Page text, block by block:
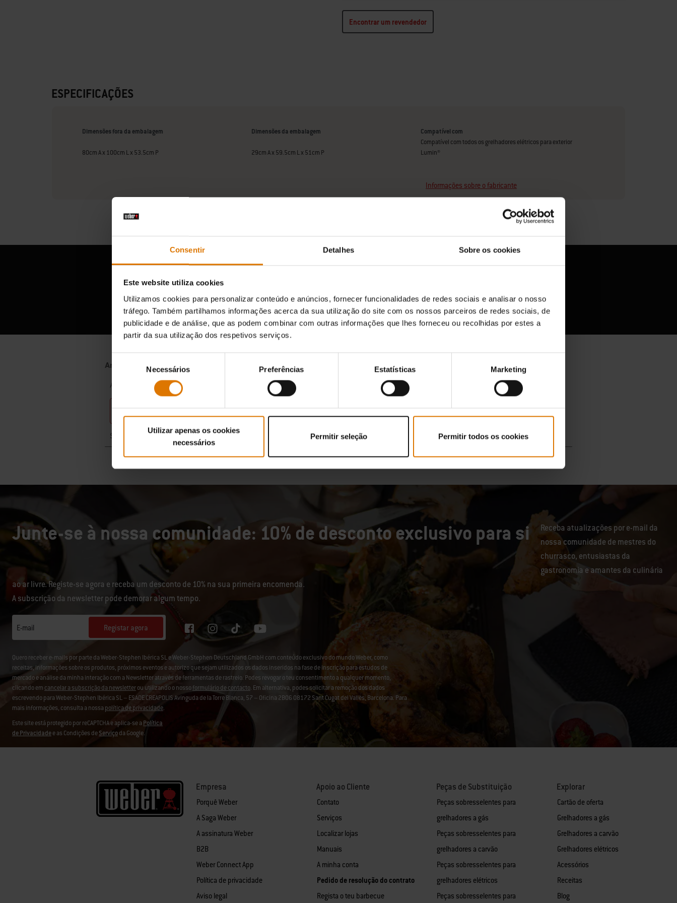
Consentir Detalhes Sobre os cookies
Este website utiliza cookies
Utilizamos cookies para personalizar conteúdo e anúncios, fornecer funcionalidades de redes sociais e analisar o nosso
tráfego. Também partilhamos informações acerca da sua utilização do site com os nossos parceiros de redes sociais, de
publicidade e de análise, que as podem combinar com outras informações que lhes forneceu ou recolhidas por estes a
partir da sua utilização dos respetivos serviços.
consentimento
Necessários Preferências Estatísticas Marketing
Utilizar apenas os cookies
necessários
Permitir seleção Permitir todos os cookies
Encontrar um revendedor
ESPECIFICAÇÕES
Dimensões fora da embalagem
80cm A x 100cm L x 53.5cm P
Dimensões da embalagem
29cm A x 59.5cm L x 51cm P
Compatível com
Compatível com todos os grelhadores elétricos para exterior
Lumin®
Informações sobre o fabricante
A opinião de outros fãs do barbecue
Junte-se à nossa comunidade: 10% de desconto exclusivo para si
Receba atualizações por e-mail da
nossa comunidade de mestres do
churrasco, entusiastas da
gastronomia e amantes da culinária
ao ar livre. Registe-se agora e receba um desconto de 10% na sua primeira encomenda.
A subscrição da newsletter pode demorar algum tempo.
E-mail Registar agora
Quero receber e-mails por parte da Weber-Stephen Ibérica SL e Weber-Stephen Deutschland GmbH com conteúdo exclusivo do mundo Weber, como
receitas, informações sobre os produtos, próximos eventos e autorizo que sejam utilizados os dados inseridos na fase de inscrição para estudos de
mercado e análise da minha interação com a Newsletter através de ferramentas de rastreio. Podes revogar o teu consentimento a qualquer momento,
clicando em cancelar a subscrição da newsletterou utilizando o nossoformulário de contacto. Em alternativa, podes solicitar a remoção dos dados
escrevendo para Weber-Stephen Ibérica SL – ESADE CREAPOLIS Avinguda de la Torre Blanca, 57 – Oficina 2B06 08172 Sant Cugat del Vallès, Barcelona. Para
mais informações, consulta a nossa política de privacidade.
Este site está protegido por reCAPTCHA e aplica-se aPolítica
de Privacidadee as Condições deServiçoda Google.
Empresa
Porquê Weber
A Saga Weber
A assinatura Weber
B2B
Weber Connect App
Política de privacidade
Aviso legal
Apoio ao Cliente
Contato
Serviços
Localizar lojas
Manuais
A minha conta
Pedido de resolução do contrato
Regista o teu barbecue
Peças de Substituição
Peças sobresselentes para
grelhadores a gás
Peças sobresselentes para
grelhadores a carvão
Peças sobresselentes para
grelhadores elétricos
Peças sobresselentes para
Explorar
Cartão de oferta
Grelhadores a gás
Grelhadores a carvão
Grelhadores elétricos
Acessórios
Receitas
Blog